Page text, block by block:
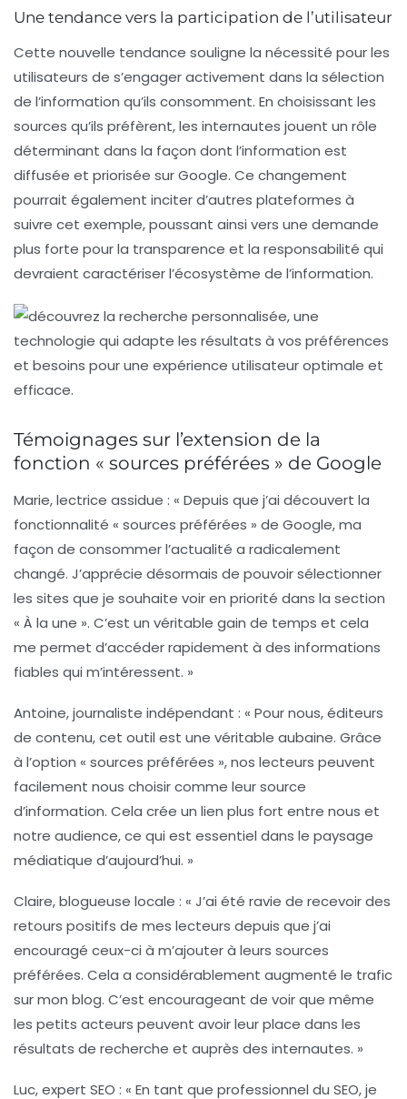
Une tendance vers la participation de l’utilisateur
Cette nouvelle tendance souligne la nécessité pour les
utilisateurs de s’engager activement dans la sélection
de l’information qu’ils consomment. En choisissant les
sources qu’ils préfèrent, les internautes jouent un rôle
déterminant dans la façon dont l’information est
diffusée et priorisée sur Google. Ce changement
pourrait également inciter d’autres plateformes à
suivre cet exemple, poussant ainsi vers une demande
plus forte pour la transparence et la responsabilité qui
devraient caractériser l’écosystème de l’information.
Témoignages sur l’extension de la
fonction « sources préférées » de Google
Marie, lectrice assidue : « Depuis que j’ai découvert la
fonctionnalité « sources préférées » de Google, ma
façon de consommer l’actualité a radicalement
changé. J’apprécie désormais de pouvoir sélectionner
les sites que je souhaite voir en priorité dans la section
« À la une ». C’est un véritable gain de temps et cela
me permet d’accéder rapidement à des informations
fiables qui m’intéressent. »
Antoine, journaliste indépendant : « Pour nous, éditeurs
de contenu, cet outil est une véritable aubaine. Grâce
à l’option « sources préférées », nos lecteurs peuvent
facilement nous choisir comme leur source
d’information. Cela crée un lien plus fort entre nous et
notre audience, ce qui est essentiel dans le paysage
médiatique d’aujourd’hui. »
Claire, blogueuse locale : « J’ai été ravie de recevoir des
retours positifs de mes lecteurs depuis que j’ai
encouragé ceux-ci à m’ajouter à leurs sources
préférées. Cela a considérablement augmenté le trafic
sur mon blog. C’est encourageant de voir que même
les petits acteurs peuvent avoir leur place dans les
résultats de recherche et auprès des internautes. »
Luc, expert SEO : « En tant que professionnel du SEO, je